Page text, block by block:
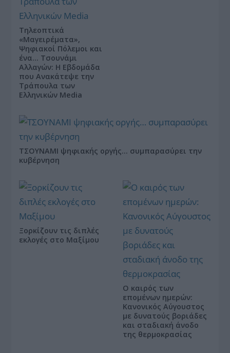
Τηλεοπτικά
«Μαγειρέματα»,
Ψηφιακοί Πόλεμοι και
ένα… Τσουνάμι
Αλλαγών: Η Εβδομάδα
που Ανακάτεψε την
Τράπουλα των
Ελληνικών Media
ΤΣΟΥΝΑΜΙ ψηφιακής οργής… συμπαρασύρει την
κυβέρνηση
Ξορκίζουν τις διπλές
εκλογές στο Μαξίμου
Ο καιρός των
επομένων ημερών:
Κανονικός Αύγουστος
με δυνατούς βοριάδες
και σταδιακή άνοδο
της θερμοκρασίας